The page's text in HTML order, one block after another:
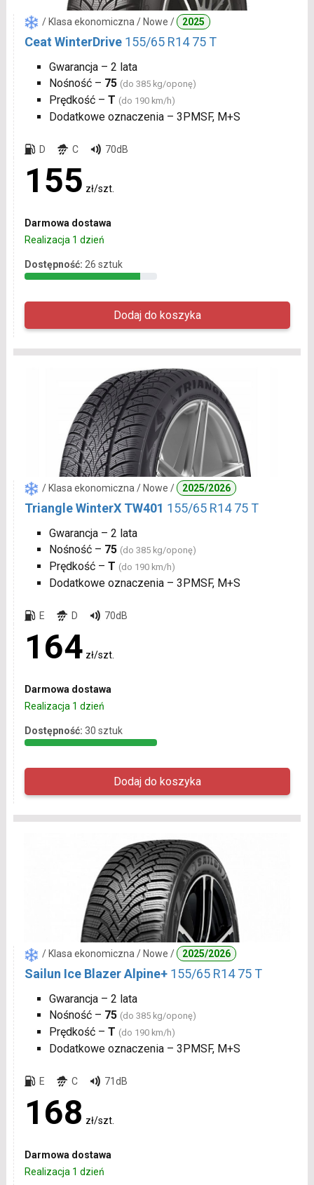
/ Klasa ekonomiczna / Nowe / 2025
Ceat WinterDrive 155/65 R14 75 T
Gwarancja – 2 lata
Nośność – 75 (do 385 kg/oponę)
Prędkość – T (do 190 km/h)
Dodatkowe oznaczenia – 3PMSF, M+S
D C 70dB
155 zł/szt.
Darmowa dostawa
Realizacja 1 dzień
Dostępność: 26 sztuk
/ Klasa ekonomiczna / Nowe / 2025/2026
Triangle WinterX TW401 155/65 R14 75 T
Gwarancja – 2 lata
Nośność – 75 (do 385 kg/oponę)
Prędkość – T (do 190 km/h)
Dodatkowe oznaczenia – 3PMSF, M+S
E D 70dB
164 zł/szt.
Darmowa dostawa
Realizacja 1 dzień
Dostępność: 30 sztuk
/ Klasa ekonomiczna / Nowe / 2025/2026
Sailun Ice Blazer Alpine+ 155/65 R14 75 T
Gwarancja – 2 lata
Nośność – 75 (do 385 kg/oponę)
Prędkość – T (do 190 km/h)
Dodatkowe oznaczenia – 3PMSF, M+S
E C 71dB
168 zł/szt.
Darmowa dostawa
Realizacja 1 dzień